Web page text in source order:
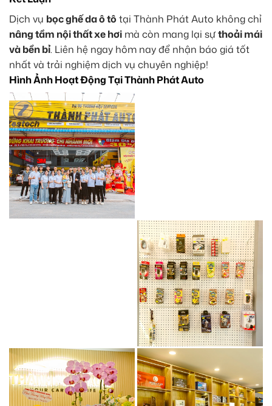
Dịch vụ bọc ghế da ô tô tại Thành Phát Auto không chỉ
nâng tầm nội thất xe hơi mà còn mang lại sựthoải mái
và bền bỉ. Liên hệ ngay hôm nay để nhận báo giá tốt
nhất và trải nghiệm dịch vụ chuyên nghiệp!
Hình Ảnh Hoạt Động Tại Thành Phát Auto